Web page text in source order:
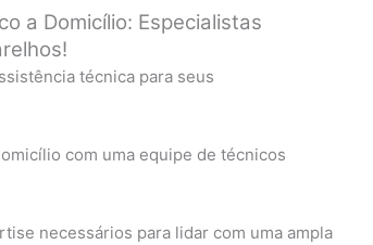
a Domicílio: Especialistas
técnica para seus
com uma equipe de técnicos
necessários para lidar com uma ampla